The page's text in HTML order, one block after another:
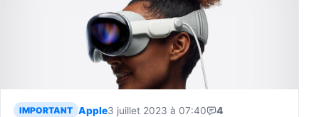
IMPORTANT Apple3 juillet 2023 à 07:40 4